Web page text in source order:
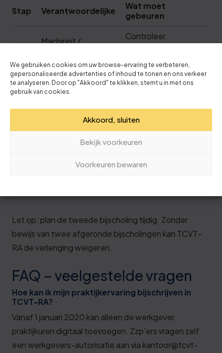
We gebruiken cookies om uw browse-ervaring te verbeteren,
gepersonaliseerde advertenties of inhoud te tonen en ons verkeer
te analyseren. Door op "Akkoord" te klikken, stemt u in met ons
gebruik van cookies.
Akkoord, sluiten
Bekijk voorkeuren
Voorkeuren bewaren
Stap Verantwoordelijke
Wat moet
gebeuren
1
Machinist /
Controleer
afloopdatum
2 Werkgever of zzp’er
Houd
praktijkregistratie bij
Volg twee
afloop naar
Let op: plan de tweede bijscholing tijdig. Zonder
bewijs van twee afgeronde bijscholingen kan TCVT-
RA de verlenging weigeren.
FAQ – veelgestelde vragen
Hoe kan ik mijn praktijkervaring bijschrijven in
TCVT-RA?
Vanaf 1 januari 2020 kan alleen de werkgever
praktijkuren digitaal toevoegen. Zzp’ers vragen zelf
een werkgevers-autorisatie aan via kantoor@tcvt-